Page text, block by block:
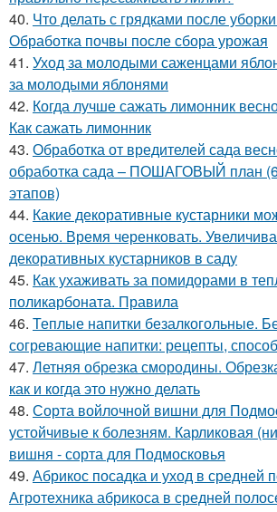
40. Что делать с грядками после
Обработка почвы после сбора урожая
41. Уход за молодыми саженцами
за молодыми яблонями
42. Когда лучше сажать лимонник
Как сажать лимонник
43. Обработка от вредителей сада
обработка сада – ПОШАГОВЫЙ план
этапов)
44. Какие декоративные кустарники
осенью. Время черенковать.
декоративных кустарников в саду
45. Как ухаживать за помидорами в
поликарбоната. Правила
46. Теплые напитки безалкогольные.
согревающие напитки: рецепты,
47. Летняя обрезка смородины.
как и когда это нужно делать
48. Сорта войлочной вишни для
устойчивые к болезням. Карликовая
вишня - сорта для Подмосковья
49. Абрикос посадка и уход в средней
Агротехника абрикоса в средней